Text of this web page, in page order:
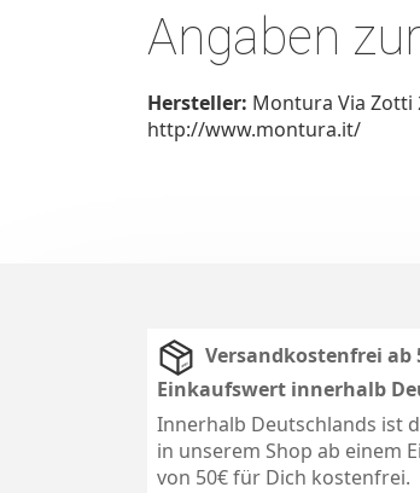
Angaben
Hersteller: Montura Via Zotti
http://www.montura.it/
Versandkostenfrei ab
Einkaufswert innerhalb
Innerhalb Deutschlands ist
in unserem Shop ab einem
von 50€ für Dich kostenfrei.